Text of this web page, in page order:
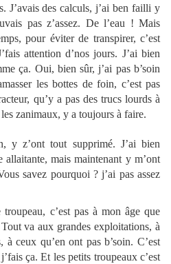
J’avais des calculs, j’ai ben failli y
pas z’assez. De l’eau ! Mais
pour éviter de transpirer, c’est
attention d’nos jours. J’ai bien
ça. Oui, bien sûr, j’ai pas b’soin
les bottes de foin, c’est pas
qu’y a pas des trucs lourds à
zanimaux, y a toujours à faire.
y z’ont tout supprimé. J’ai bien
allaitante, mais maintenant y m’ont
savez pourquoi ? j’ai pas assez
c’est pas à mon âge que
va aux grandes exploitations, à
ceux qu’en ont pas b’soin. C’est
ça. Et les petits troupeaux c’est